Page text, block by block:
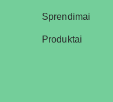
Sprendimai
Produktai